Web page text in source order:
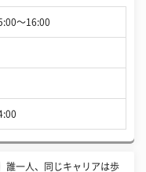
〜16:00
誰一人、同じキャリアは歩